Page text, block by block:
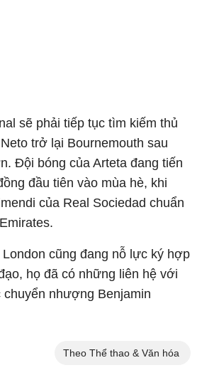
sẽ phải tiếp tục tìm kiếm thủ
trở lại Bournemouth sau
Đội bóng của Arteta đang tiến
đầu tiên vào mùa hè, khi
của Real Sociedad chuẩn
cũng đang nỗ lực ký hợp
họ đã có những liên hệ với
chuyển nhượng Benjamin
Theo Thể thao & Văn hóa